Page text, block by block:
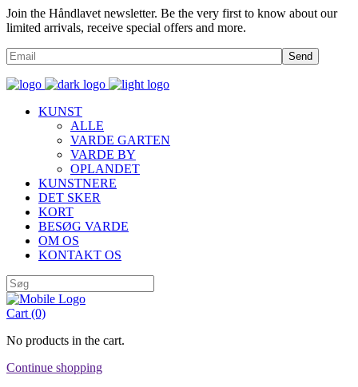
Join the Håndlavet newsletter. Be the very first to know about our
limited arrivals, receive special offers and more.
Send
KUNST
ALLE
VARDE GARTEN
VARDE BY
OPLANDET
KUNSTNERE
DET SKER
KORT
BESØG VARDE
OM OS
KONTAKT OS
Cart (0)
No products in the cart.
Continue shopping